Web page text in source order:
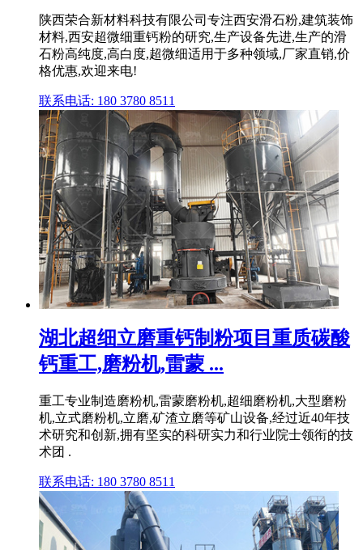
陕西荣合新材料科技有限公司专注西安滑石粉,建筑装饰
材料,西安超微细重钙粉的研究,生产设备先进,生产的滑
石粉高纯度,高白度,超微细适用于多种领域,厂家直销,价
格优惠,欢迎来电!
联系电话: 180 3780 8511
湖北超细立磨重钙制粉项目重质碳酸
钙重工,磨粉机,雷蒙 ...
重工专业制造磨粉机,雷蒙磨粉机,超细磨粉机,大型磨粉
机,立式磨粉机,立磨,矿渣立磨等矿山设备,经过近40年技
术研究和创新,拥有坚实的科研实力和行业院士领衔的技
术团 .
联系电话: 180 3780 8511